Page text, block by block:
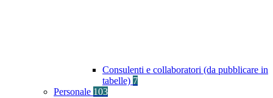
Consulenti e collaboratori (da pubblicare in
tabelle) 7
Personale 103